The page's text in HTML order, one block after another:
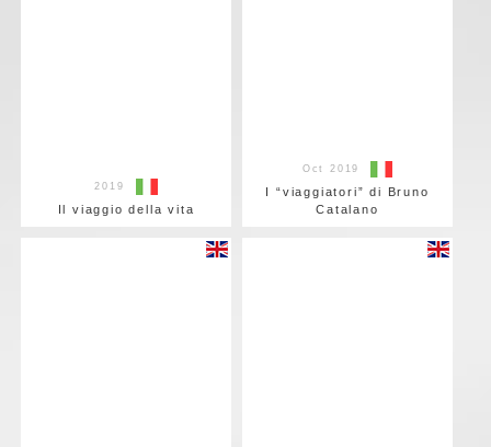
2019
Il viaggio della vita
Oct 2019
I “viaggiatori” di Bruno
Catalano